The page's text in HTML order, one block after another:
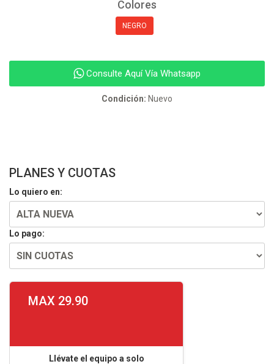
Colores
NEGRO
Consulte Aquí Vía Whatsapp
Condición: Nuevo
PLANES Y CUOTAS
Lo quiero en:
Lo pago:
MAX 29.90
Llévate el equipo a solo